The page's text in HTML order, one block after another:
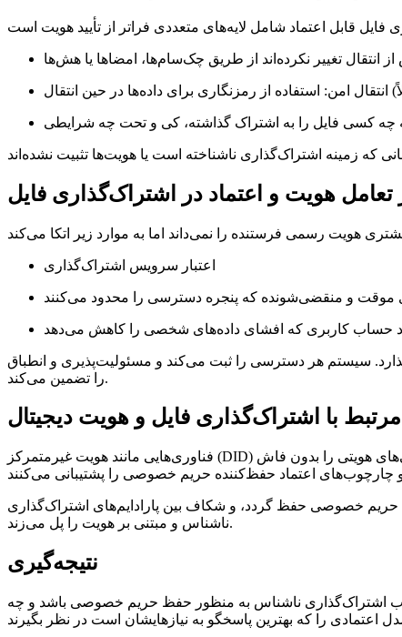
انتقال امن:
هویت و اعتماد در اشتراک‌گذاری فایل
اعتبار سرویس اشتراک‌گذاری
موقت و منقضی‌شونده که پنجره دسترسی را محدود می‌کنند
حساب کاربری که افشای داده‌های شخصی را کاهش می‌دهد
سیستم هر دسترسی را ثبت می‌کند و مسئولیت‌پذیری و انطباق
را تضمین می‌کند.
با اشتراک‌گذاری فایل و هویت دیجیتال
فناوری‌هایی مانند هویت غیرمتمرکز (DID) و مدارک قابل تأیید در حال تأثیرگذاری بر نحوه تکامل اشتراک‌گذاری فایل قابل اعتماد هستند. این فناوری‌ها به کاربران اجازه می‌دهند ویژگی‌های هویتی را بدون فاش
حریم خصوصی حفظ گردد، و شکاف بین پارادایم‌های اشتراک‌گذاری
ناشناس و مبتنی بر هویت را پل می‌زند.
نتیجه‌گیری
اشتراک‌گذاری ناشناس به منظور حفظ حریم خصوصی باشد و چه